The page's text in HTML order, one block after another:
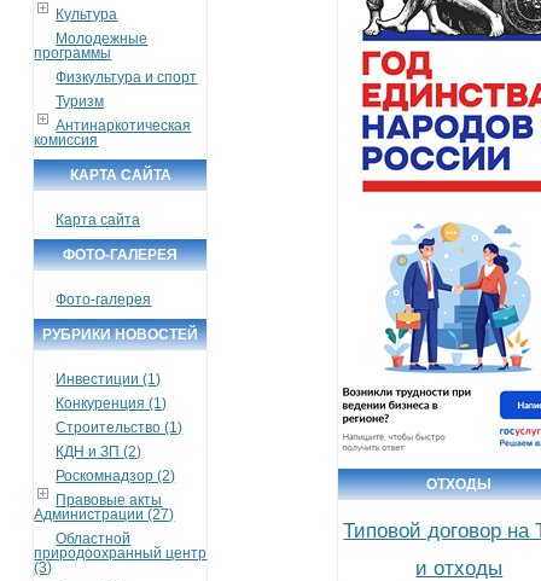
Культура
Молодежные
программы
Физкультура и спорт
Туризм
Антинаркотическая
комиссия
КАРТА САЙТА
Карта сайта
ФОТО-ГАЛЕРЕЯ
Фото-галерея
РУБРИКИ НОВОСТЕЙ
Инвестиции (1)
Конкуренция (1)
Строительство (1)
КДН и ЗП (2)
Роскомнадзор (2)
Правовые акты
Администрации (27)
Областной
природоохранный центр
(3)
ОТХОДЫ
Типовой договор на
и отходы